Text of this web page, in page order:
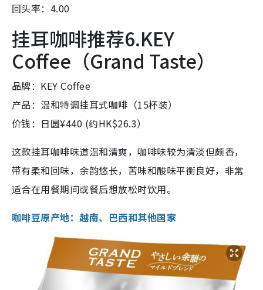
回头率：4.00
挂耳咖啡推荐6.KEY
Coffee（Grand Taste）
品牌：KEY Coffee
产品：温和特调挂耳式咖啡（15杯装）
价钱：日圆¥440 (约HK$26.3）
这款挂耳咖啡味道温和清爽，咖啡味较为清淡但颇香，
带有柔和回味，余韵悠长，苦味和酸味平衡良好，非常
适合在用餐期间或餐后想放松时饮用。
咖啡豆原产地：越南、巴西和其他国家